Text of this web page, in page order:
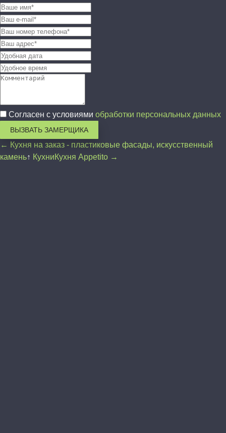
Согласен с условиями обработки персональных данных
ВЫЗВАТЬ ЗАМЕРЩИКА
← Кухня на заказ - пластиковые фасады, искусственный
камень↑ КухниКухня Appetito →